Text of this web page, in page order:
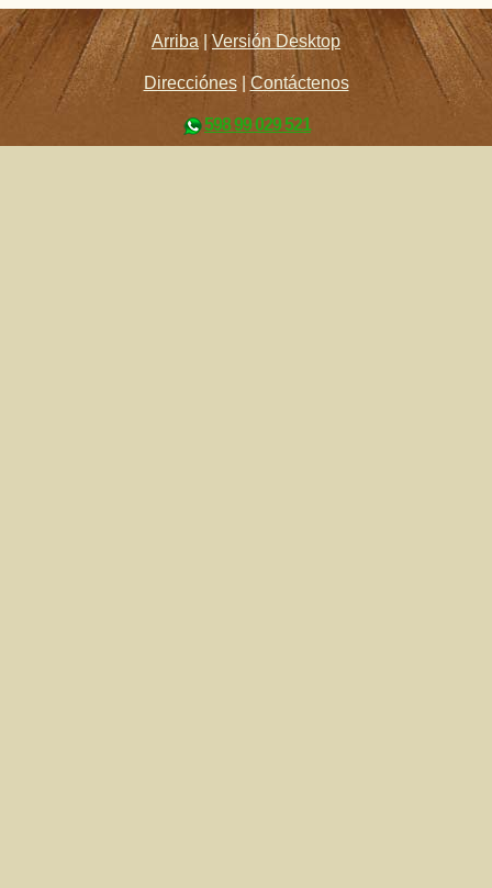
Arriba |Versión Desktop
Direcciónes| Contáctenos
598 99 029 521